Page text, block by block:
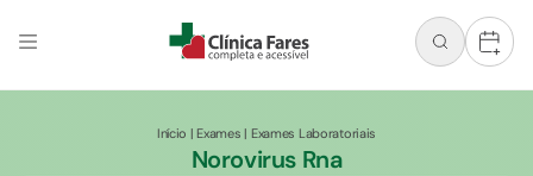
+
Início |Exames | Exames Laboratoriais
Norovirus Rna